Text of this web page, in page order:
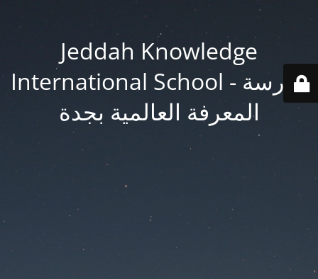
Jeddah Knowledge
International School - مدرسة
المعرفة العالمية بجدة